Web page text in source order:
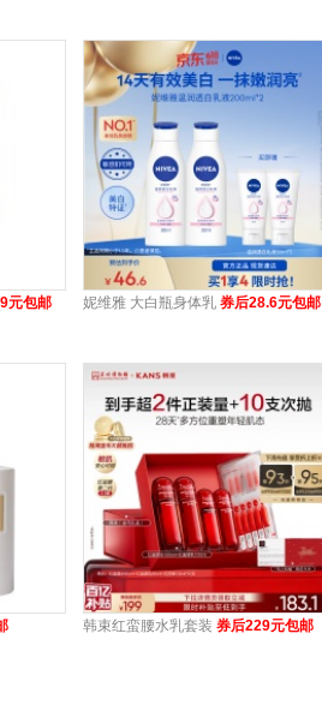
元包邮 妮维雅 大白瓶身体乳 券后28.6元包邮
韩束红蛮腰水乳套装 券后229元包邮